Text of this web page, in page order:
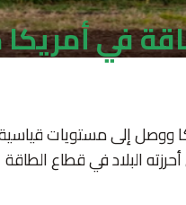
خلال 50
ووصل إلى مستويات
البلاد في قطاع الطاقة على